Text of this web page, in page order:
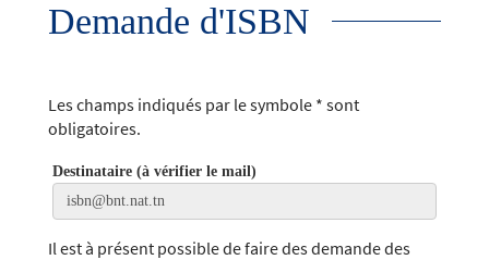
Demande d'ISBN
Les champs indiqués par le symbole * sont
obligatoires.
Destinataire (à vérifier le mail)
Il est à présent possible de faire des demande des